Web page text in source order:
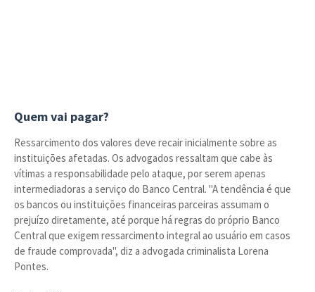
Quem vai pagar?
Ressarcimento dos valores deve recair inicialmente sobre as
instituições afetadas. Os advogados ressaltam que cabe às
vítimas a responsabilidade pelo ataque, por serem apenas
intermediadoras a serviço do Banco Central. "A tendência é que
os bancos ou instituições financeiras parceiras assumam o
prejuízo diretamente, até porque há regras do próprio Banco
Central que exigem ressarcimento integral ao usuário em casos
de fraude comprovada", diz a advogada criminalista Lorena
Pontes.